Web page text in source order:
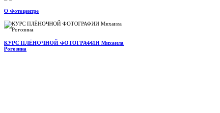
О Фотоцентре
КУРС ПЛЁНОЧНОЙ ФОТОГРАФИИ Михаила
Рогозина